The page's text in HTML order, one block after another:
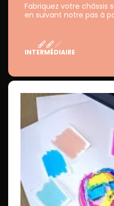
Fabriquez votre châssis
en suivant notre pas à
INTERMÉDIAIRE